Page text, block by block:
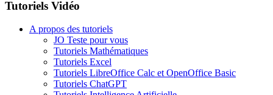
Tutoriels Vidéo
A propos des tutoriels
JO Teste pour vous
Tutoriels Mathématiques
Tutoriels Excel
Tutoriels LibreOffice Calc et OpenOffice Basic
Tutoriels ChatGPT